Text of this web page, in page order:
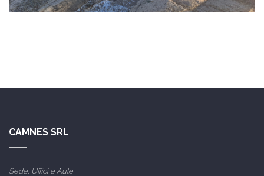
CAMNES SRL
Sede, Uffici e Aule